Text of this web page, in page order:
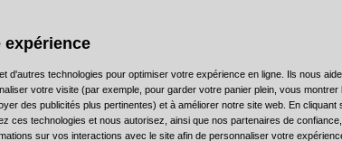
expérience
d'autres technologies pour optimiser votre expérience en ligne. Ils nous
votre visite (par exemple, pour garder votre panier plein, vous montrer
des publicités plus pertinentes) et à améliorer notre site web. En cliquant
ces technologies et nous autorisez, ainsi que nos partenaires de confiance,
sur vos interactions avec le site afin de personnaliser votre